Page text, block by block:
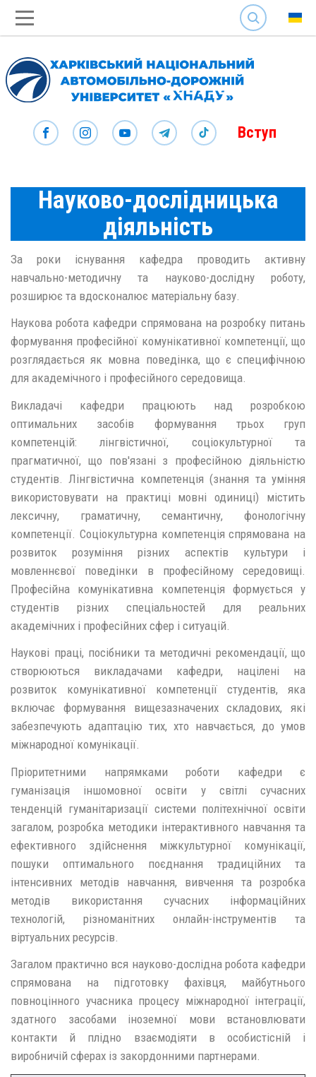
SEARCH
Вступ
Науково-дослідницька
діяльність
За роки існування кафедра проводить активну
навчально-методичну та науково-дослідну роботу,
розширює та вдосконалює матеріальну базу.
Наукова робота кафедри спрямована на розробку питань
формування професійної комунікативної компетенції, що
розглядається як мовна поведінка, що є специфічною
для академічного і професійного середовища.
Викладачі кафедри працюють над розробкою
оптимальних засобів формування трьох груп
компетенцій: лінгвістичної, соціокультурної та
прагматичної, що пов'язані з професійною діяльністю
студентів. Лінгвістична компетенція (знання та уміння
використовувати на практиці мовні одиниці) містить
лексичну, граматичну, семантичну, фонологічну
компетенції. Соціокультурна компетенція спрямована на
розвиток розуміння різних аспектів культури і
мовленнєвої поведінки в професійному середовищі.
Професійна комунікативна компетенція формується у
студентів різних спеціальностей для реальних
академічних і професійних сфер і ситуацій.
Наукові праці, посібники та методичні рекомендації, що
створюються викладачами кафедри, націлені на
розвиток комунікативної компетенції студентів, яка
включає формування вищезазначених складових, які
забезпечують адаптацію тих, хто навчається, до умов
міжнародної комунікації.
Пріоритетними напрямками роботи кафедри є
гуманізація іншомовної освіти у світлі сучасних
тенденцій гуманітаризації системи політехнічної освіти
загалом, розробка методики інтерактивного навчання та
ефективного здійснення міжкультурної комунікації,
пошуки оптимального поєднання традиційних та
інтенсивних методів навчання, вивчення та розробка
методів використання сучасних інформаційних
технологій, різноманітних онлайн-інструментів та
віртуальних ресурсів.
Загалом практично вся науково-дослідна робота кафедри
спрямована на підготовку фахівця, майбутнього
повноцінного учасника процесу міжнародної інтеграції,
здатного засобами іноземної мови встановлювати
контакти й плідно взаємодіяти в особистісній і
виробничій сферах із закордонними партнерами.